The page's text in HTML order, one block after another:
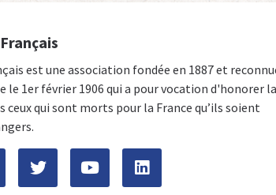
est une association fondée en 1887 et
le 1er février 1906 qui a pour vocation d'honorer la
ceux qui sont morts pour la France qu’ils soient